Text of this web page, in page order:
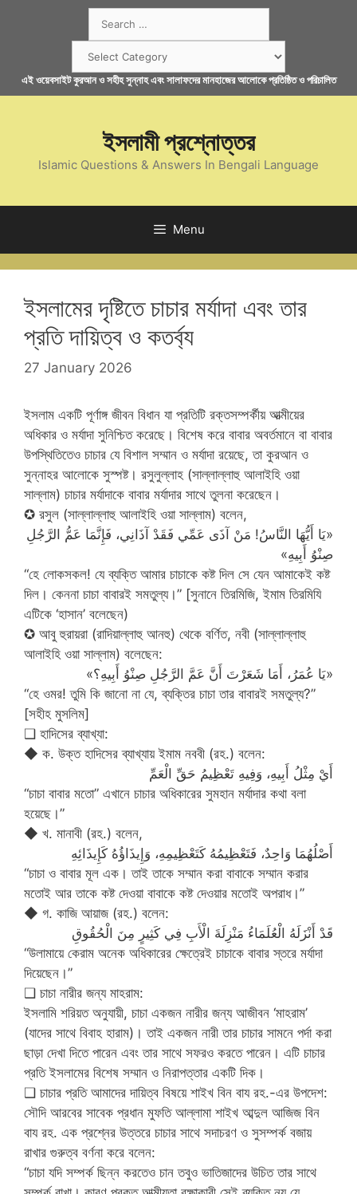
for:
এই ওয়েবসাইট কুরআন ও সহীহ সুন্নাহ এবং সালাফদের মানহাজের আলোকে প্রতিষ্ঠিত ও পরিচালিত
ইসলামী প্রশ্নোত্তর
Islamic Questions & Answers In Bengali Language
Menu
ইসলামের দৃষ্টিতে চাচার মর্যাদা এবং তার
প্রতি দায়িত্ব ও কতর্ব্য
27 January 2026
ইসলাম একটি পূর্ণাঙ্গ জীবন বিধান যা প্রতিটি রক্তসম্পর্কীয় আত্মীয়ের
অধিকার ও মর্যাদা সুনিশ্চিত করেছে। বিশেষ করে বাবার অবর্তমানে বা বাবার
উপস্থিতিতেও চাচার যে বিশাল সম্মান ও মর্যাদা রয়েছে, তা কুরআন ও
সুন্নাহর আলোকে সুস্পষ্ট। রসুলুল্লাহ (সাল্লাল্লাহু আলাইহি ওয়া
সাল্লাম) চাচার মর্যাদাকে বাবার মর্যাদার সাথে তুলনা করেছেন।
✪ রসুল (সাল্লাল্লাহু আলাইহি ওয়া সাল্লাম) বলেন,
«يَا أَيُّهَا النَّاسُ! مَنْ آذَى عَمِّي فَقَدْ آذَانِي، فَإِنَّمَا عَمُّ الرَّجُلِ
صِنْوُ أَبِيهِ»
“হে লোকসকল! যে ব্যক্তি আমার চাচাকে কষ্ট দিল সে যেন আমাকেই কষ্ট
দিল। কেননা চাচা বাবারই সমতুল্য।” [সুনানে তিরমিজি, ইমাম তিরমিযি
এটিকে ‘হাসান’ বলেছেন)
✪ আবু হুরায়রা (রাদিয়াল্লাহু আনহু) থেকে বর্ণিত, নবী (সাল্লাল্লাহু
আলাইহি ওয়া সাল্লাম) বলেছেন:
«يَا عُمَرُ، أَمَا شَعَرْتَ أَنَّ عَمَّ الرَّجُلِ صِنْوُ أَبِيهِ؟»
“হে ওমর! তুমি কি জানো না যে, ব্যক্তির চাচা তার বাবারই সমতুল্য?”
[সহীহ মুসলিম]
❑ হাদিসের ব্যাখ্যা:
◆ ক. উক্ত হাদিসের ব্যাখ্যায় ইমাম নববী (রহ.) বলেন:
أَيْ مِثْلُ أَبِيهِ، وَفِيهِ تَعْظِيمُ حَقِّ الْعَمِّ
“চাচা বাবার মতো” এখানে চাচার অধিকারের সুমহান মর্যাদার কথা বলা
হয়েছে।”
◆ খ. মানাবী (রহ.) বলেন,
أَصْلُهُمَا وَاحِدٌ، فَتَعْظِيمُهُ كَتَعْظِيمِهِ، وَإِيذَاؤُهُ كَإِيذَائِهِ
“চাচা ও বাবার মূল এক। তাই তাকে সম্মান করা বাবাকে সম্মান করার
মতোই আর তাকে কষ্ট দেওয়া বাবাকে কষ্ট দেওয়ার মতোই অপরাধ।”
◆ গ. কাজি আয়াজ (রহ.) বলেন:
قَدْ أَنْزَلَهُ الْعُلَمَاءُ مَنْزِلَةَ الْأَبِ فِي كَثِيرٍ مِنَ الْحُقُوقِ
“উলামায়ে কেরাম অনেক অধিকারের ক্ষেত্রেই চাচাকে বাবার স্তরে মর্যাদা
দিয়েছেন।”
❑ চাচা নারীর জন্য মাহরাম:
ইসলামি শরিয়ত অনুযায়ী, চাচা একজন নারীর জন্য আজীবন ‘মাহরাম’
(যাদের সাথে বিবাহ হারাম)। তাই একজন নারী তার চাচার সামনে পর্দা করা
ছাড়া দেখা দিতে পারেন এবং তার সাথে সফরও করতে পারেন। এটি চাচার
প্রতি ইসলামের বিশেষ সম্মান ও নিরাপত্তার একটি দিক।
❑ চাচার প্রতি আমাদের দায়িত্ব বিষয়ে শাইখ বিন বায রহ.-এর উপদেশ:
সৌদি আরবের সাবেক প্রধান মুফতি আল্লামা শাইখ আব্দুল আজিজ বিন
বায রহ. এক প্রশ্নের উত্তরে চাচার সাথে সদাচরণ ও সুসম্পর্ক বজায়
রাখার গুরুত্ব বর্ণনা করে বলেন:
“চাচা যদি সম্পর্ক ছিন্ন করতেও চান তবুও ভাতিজাদের উচিত তার সাথে